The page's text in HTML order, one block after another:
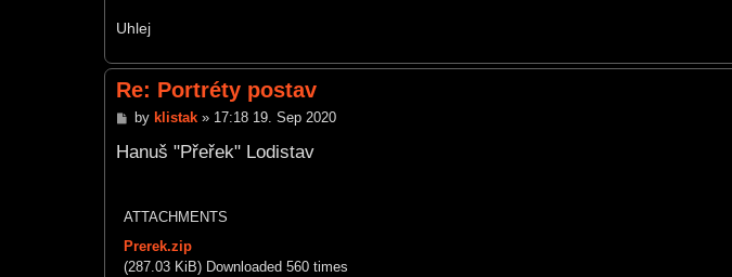
Uhlej
Re: Portréty postav
P
s
by klistak» 17:18 19. Sep 2020
Hanuš "Přeřek" Lodistav
ATTACHMENTS
Prerek.zip
(287.03 KiB) Downloaded 560 times